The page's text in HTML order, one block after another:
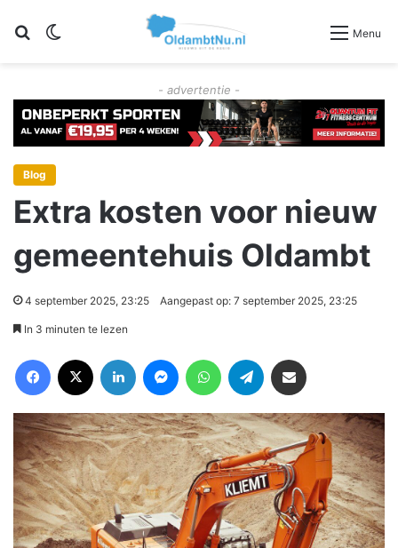
Zoeken Menu
- advertentie -
Blog
Extra kosten voor nieuw
gemeentehuis Oldambt
4 september 2025, 23:25 Aangepast op: 7 september 2025, 23:25
In 3 minuten te lezen